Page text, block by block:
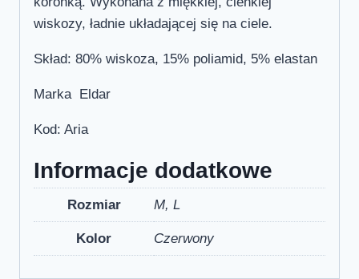
wiskozy, ładnie układającej się na ciele.
Skład: 80% wiskoza, 15% poliamid, 5% elastan
Marka Eldar
Kod: Aria
Informacje dodatkowe
Rozmiar M, L
Kolor Czerwony